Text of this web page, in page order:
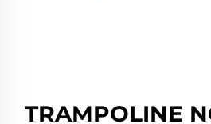
TRAMPOLINE